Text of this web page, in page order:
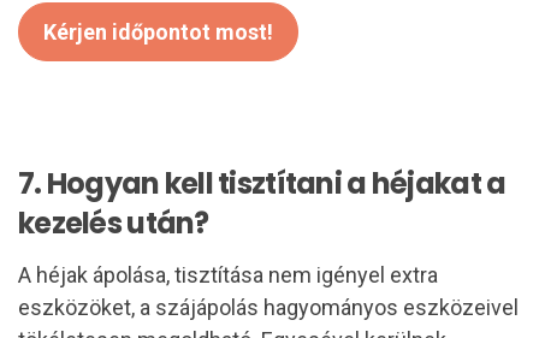
Kérjen időpontot most!
7. Hogyan kell tisztítani a héjakat a
kezelés után?
A héjak ápolása, tisztítása nem igényel extra
eszközöket, a szájápolás hagyományos eszközeivel